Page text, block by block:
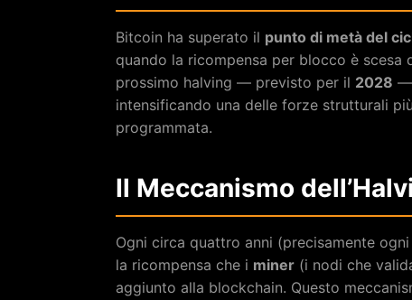
Bitcoin ha superato il punto di metà del
quando la ricompensa per blocco è scesa
prossimo halving — previsto per il 2028 —
intensificando una delle forze strutturali
programmata.
Il Meccanismo
Ogni circa quattro anni (precisamente
la ricompensa che i miner (i nodi che
aggiunto alla blockchain. Questo